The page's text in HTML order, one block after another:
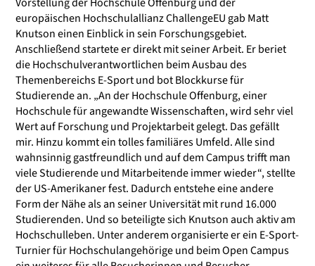
europäischen Hochschulallianz ChallengeEU gab Matt
Knutson einen Einblick in sein Forschungsgebiet.
Anschließend startete er direkt mit seiner Arbeit. Er beriet
die Hochschulverantwortlichen beim Ausbau des
Themenbereichs E-Sport und bot Blockkurse für
Studierende an. „An der Hochschule Offenburg, einer
Hochschule für angewandte Wissenschaften, wird sehr viel
Wert auf Forschung und Projektarbeit gelegt. Das gefällt
mir. Hinzu kommt ein tolles familiäres Umfeld. Alle sind
wahnsinnig gastfreundlich und auf dem Campus trifft man
viele Studierende und Mitarbeitende immer wieder“, stellte
der US-Amerikaner fest. Dadurch entstehe eine andere
Form der Nähe als an seiner Universität mit rund 16.000
Studierenden. Und so beteiligte sich Knutson auch aktiv am
Hochschulleben. Unter anderem organisierte er ein E-Sport-
Turnier für Hochschulangehörige und beim Open Campus